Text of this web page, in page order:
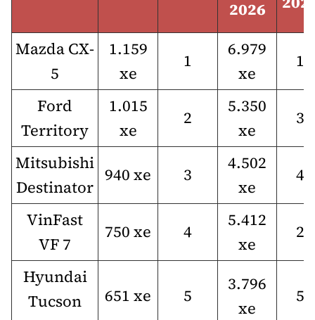
2026
Mazda CX-
5
1.159
xe
1
6.979
xe
1
Ford
Territory
1.015
xe
2
5.350
xe
3
Mitsubishi
Destinator
940 xe 3
4.502
xe
4
VinFast
VF 7
750 xe 4
5.412
xe
2
Hyundai
Tucson
651 xe 5
3.796
xe
5